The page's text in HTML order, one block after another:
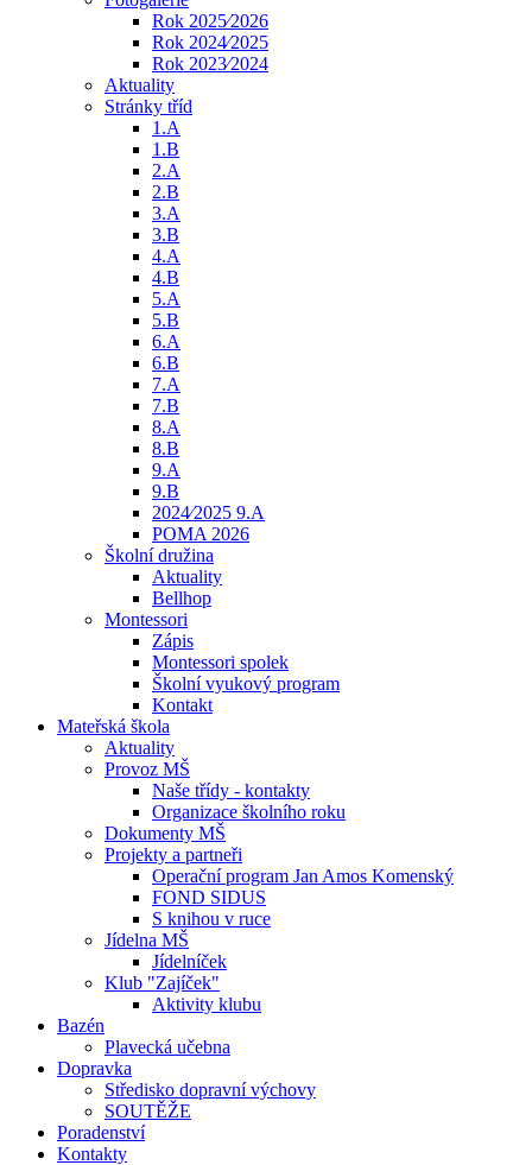
Rok 2025⁄2026
Rok 2024⁄2025
Rok 2023⁄2024
Aktuality
Stránky tříd
1.A
1.B
2.A
2.B
3.A
3.B
4.A
4.B
5.A
5.B
6.A
6.B
7.A
7.B
8.A
8.B
9.A
9.B
2024⁄2025 9.A
POMA 2026
Školní družina
Aktuality
Bellhop
Montessori
Zápis
Montessori spolek
Školní vyukový program
Kontakt
Mateřská škola
Aktuality
Provoz MŠ
Naše třídy - kontakty
Organizace školního roku
Dokumenty MŠ
Projekty a partneři
Operační program Jan Amos Komenský
FOND SIDUS
S knihou v ruce
Jídelna MŠ
Jídelníček
Klub "Zajíček"
Aktivity klubu
Bazén
Plavecká učebna
Dopravka
Středisko dopravní výchovy
SOUTĚŽE
Poradenství
Kontakty